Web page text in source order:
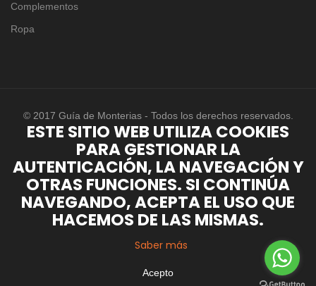
Complementos
Ropa
© 2017 Guía de Monterias - Todos los derechos reservados.
ESTE SITIO WEB UTILIZA COOKIES
PARA GESTIONAR LA
AUTENTICACIÓN, LA NAVEGACIÓN Y
OTRAS FUNCIONES. SI CONTINÚA
NAVEGANDO, ACEPTA EL USO QUE
HACEMOS DE LAS MISMAS.
Saber más
Acepto